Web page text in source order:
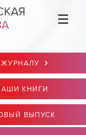
КНИГИ
ВЫПУСК